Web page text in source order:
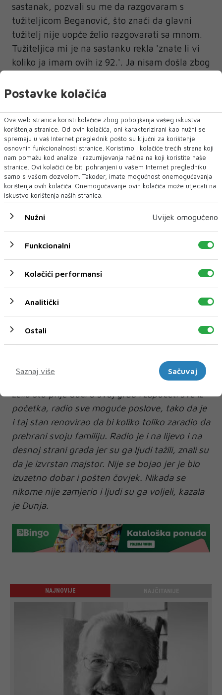
sastanak, pozvali su me da razgovaram s
tužiteljicom Beganović, što znači da glavni
tužitelj nije uopće želio razgovarati sa mnom.
Tužiteljica mi je na sastanku rekla 'znate li vi
koliko ja imam ovih iz 92.'. Ja nisam došla zbog
provodi, tražim odgovore, jasno kaže Dunja.
Napominje da je doživjela potpuno
razočaranje u domaće pravosuđe i da nikome
od njih više ne vjeruje.
-Bolesna sam teško, ali neću odustati dok sam
živa. Totalno sam razočarana u pravosuđe,
ponašaju se kao da nije riječ o ljudskom životu.
Kako godine prolaze, nemam više nadanja da
će pravosuđe išta uraditi. Ja svoju borbu
nastavljam, zaključila je Dunja u razgovoru za
naš list.
Ratne strahote
borba za opstanak, djeca i muž tako daleko u
ranjavanju sina. Muž je po povratku iz
Njemačke, gdje je mogao ostati za stalno ali je
želio što prije doći u svoj grad i započeti sve iz
početka, radio sve moguće poslove, tako da je
i taj stan renovirao da bi koliko toliko zaradio da
prehrani svoju familiju. Radio je i na lijevo i na
desnoj strani grada jer su ga ljudi tažili, znali su
da je izvrstan majstor. Nije se bojao jer je bio
izuzetno dobar i pošten čovjek. Nikada se
nikome nije zamjerio i ljudi su ga voljeli, kazala
je Dunja.
NAJNOVIJE
Postavke kolačića
Ova web stranica koristi kolačiće zbog poboljšanja vašeg iskustva
korištenja stranice. Od ovih kolačića, oni karakterizirani kao nužni se
spremaju u vaš Internet preglednik pošto su ključni za korištenje
osnovnih funkcionalnosti stranice. Koristimo i kolačiće trećih strana koji
nam pomažu kod analize i razumijevanja načina na koji koristite naše
stranice. Ovi kolačići će biti pohranjeni u vašem Internet pregledniku
samo s vašom dozvolom. Također, imate mogućnost onemogućavanja
korištenja ovih kolačića. Onemogućavanje ovih kolačića može utjecati na
iskustvo korištenja naših stranica.
Nužni Uvijek omogućeno
Funkcionalni
Kolačići performansi
Analitički
Ostali
Saznaj više
Sačuvaj